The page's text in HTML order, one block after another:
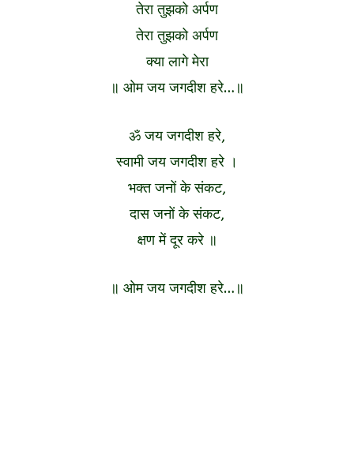
तेरा तुझको अर्पण
तेरा तुझको अर्पण
क्या लागे मेरा
॥ ओम जय जगदीश हरे…॥
ॐ जय जगदीश हरे,
स्वामी जय जगदीश हरे ।
भक्त जनों के संकट,
दास जनों के संकट,
क्षण में दूर करे ॥
॥ ओम जय जगदीश हरे…॥